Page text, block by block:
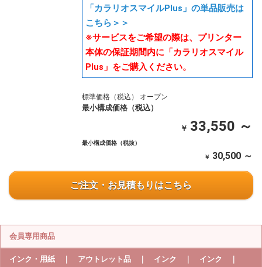
「カラリオスマイルPlus」の単品販売は
こちら＞＞
※サービスをご希望の際は、プリンター
本体の保証期間内に「カラリオスマイル
Plus」をご購入ください。
標準価格（税込） オープン
最小構成価格（税込）
￥ 33,550 ～
最小構成価格（税抜）
￥ 30,500 ～
ご注文・お見積もりはこちら
会員専用商品
インク・用紙 ｜ アウトレット品 ｜ インク ｜ インク ｜